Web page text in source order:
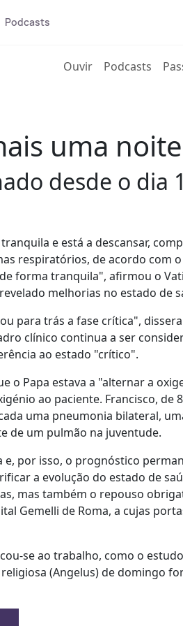
Podcasts
Ouvir(current)
Podcasts
uma
desde o dia
e está a descansar,
respiratórios, de acordo com
forma tranquila", afirmou o
melhorias no estado de
para trás a fase crítica",
clínico continua a ser
ao estado "crítico".
o Papa estava a "alternar a
ao paciente. Francisco,
uma pneumonia bilateral,
de um pulmão na juventude.
por isso, o prognóstico
a evolução do estado de
mas também o repouso
Gemelli de Roma, a cujas
se ao trabalho, como o
(Angelus) de domingo